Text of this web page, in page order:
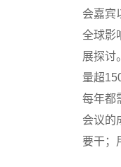
会嘉宾
全球影
展探讨
量超
每年都
会议的
要干；